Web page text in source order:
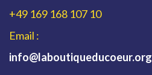
+49 169 168 107 10
Email :
info@laboutiqueducoeur.org